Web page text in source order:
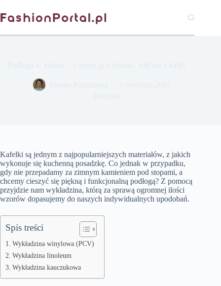
do
treści
Kafelki są jednym z najpopularniejszych materiałów, z jakich
wykonuje się kuchenną posadzkę. Co jednak w przypadku,
gdy nie przepadamy za zimnym kamieniem pod stopami, a
chcemy cieszyć się piękną i funkcjonalną podłogą? Z pomocą
przyjdzie nam wykładzina, którą za sprawą ogromnej ilości
wzorów dopasujemy do naszych indywidualnych upodobań.
Spis treści
Wykładzina winylowa (PCV)
Wykładzina linoleum
Wykładzina kauczukowa